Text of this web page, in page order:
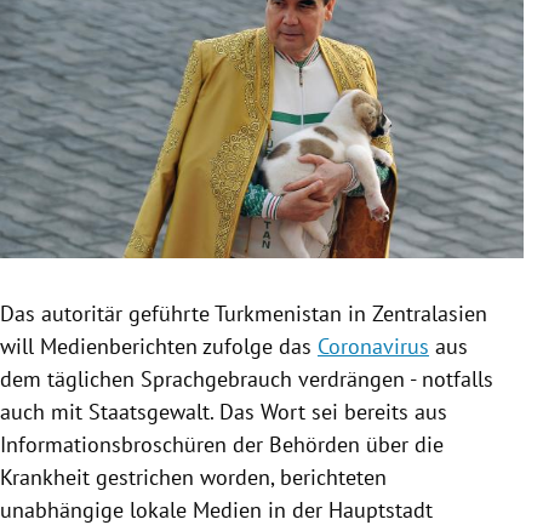
Untermenü
Untermenü
Untermenü
Untermenü
Untermenü
Das autoritär geführteTurkmenistan in Zentralasien
will Medienberichten zufolge das Coronavirus aus
dem täglichen Sprachgebrauch verdrängen - notfalls
auch mit Staatsgewalt. Das Wort sei bereits aus
Informationsbroschüren der Behörden über die
Krankheit gestrichen worden, berichteten
unabhängige lokale Medien in der Hauptstadt